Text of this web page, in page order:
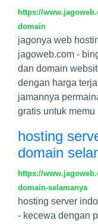
https://
domain
jagonya web
jagoweb.com -
dan domain
dengan harga
jamannya
gratis untuk memu
hosting
domain
https://
domain-selamanya
hosting server
- kecewa dengan